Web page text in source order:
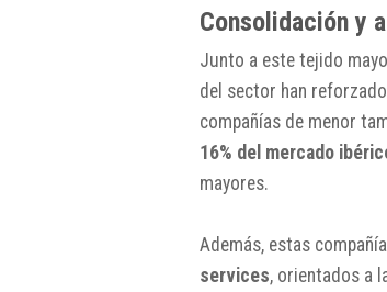
Consolidación y
Junto a este tejido
del sector han
compañías de menor
16% del mercado
mayores.
Además, estas
services, orientados a